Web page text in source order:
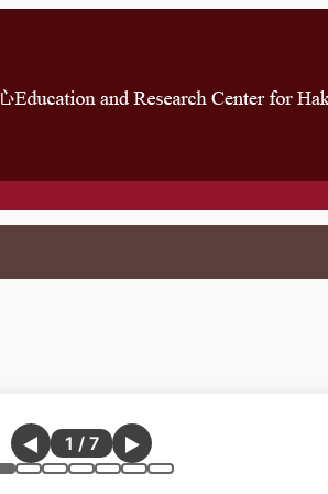
◀ 1 / 7 ▶
第 1 張第 2 張第 3 張第 4 張第 5 張第 6 張第 7 張